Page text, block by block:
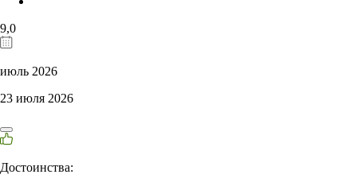
9,0
июль 2026
23 июля 2026
Достоинства: